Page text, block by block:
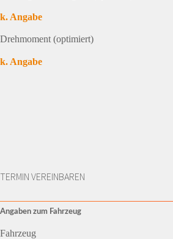
k. Angabe
Drehmoment (optimiert)
k. Angabe
TERMIN VEREINBAREN
Angaben zum Fahrzeug
Fahrzeug